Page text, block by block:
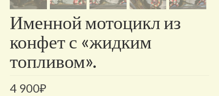
Именной мотоцикл из
конфет с «жидким
топливом».
4 900₽